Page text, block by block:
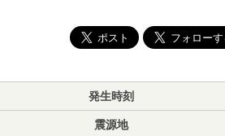
発生時刻
震源地